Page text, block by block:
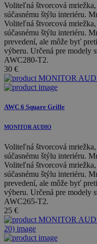
Voliteľná štvorcová
súčasnému štýlu interiéru.
Voliteľná štvorcová
súčasnému štýlu interiéru.
prevedení, ale môže byť
výberu. Určená pre modely
AWC280-T2.
30 €
AWC 6 Square Grille
MONITOR AUDIO
Voliteľná štvorcová
súčasnému štýlu interiéru.
Voliteľná štvorcová
súčasnému štýlu interiéru.
prevedení, ale môže byť
výberu. Určená pre modely
AWC265-T2.
25 €